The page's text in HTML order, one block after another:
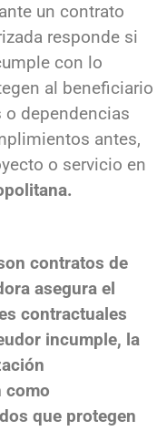
un contrato
responde si
con lo
al beneficiario
o dependencias
antes,
o servicio en
contratos de
asegura el
contractuales
incumple, la
como
que protegen